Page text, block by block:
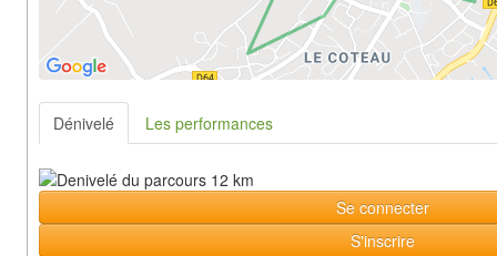
Dénivelé Les performances
Se connecter
S'inscrire